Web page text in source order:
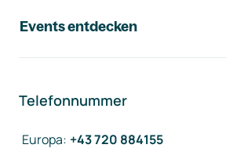
Events entdecken
Telefonnummer
Europa: +43 720 884155